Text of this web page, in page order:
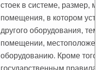
стоек в системе, размер,
помещения, в котором
другого оборудования,
помещении,
оборудованию. Кроме того,
государственным